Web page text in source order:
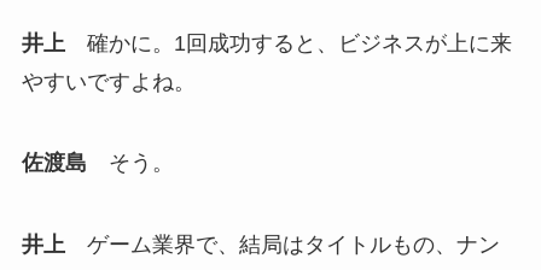
井上 確かに。1回成功すると、ビジネスが上に来
やすいですよね。
佐渡島 そう。
井上ゲーム業界で、結局はタイトルもの、ナン